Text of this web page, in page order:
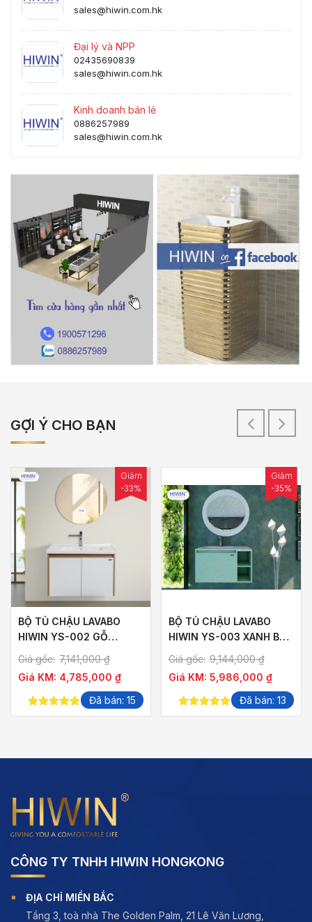
sales@hiwin.com.hk
Đại lý và NPP
02435690839
sales@hiwin.com.hk
Kinh doanh bán lẻ
0886257989
sales@hiwin.com.hk
GỢI Ý CHO BẠN
BỘ TỦ CHẬU LAVABO
HIWIN YS-002 GỖ
PLYWOOD VÂN GỖ HỒ
ĐÀO
Giá gốc: 7,141,000₫
Giá KM: 4,785,000 ₫
Giảm
-33%
5.00out of
Đã bán: 15
BỘ TỦ CHẬU LAVABO
HIWIN YS-003 XANH BƠ
(KHÔNG KÈM GƯƠNG)
Giá gốc: 9,144,000₫
Giá KM: 5,986,000 ₫
Giảm
-35%
5.00out of
Đã bán: 13
CÔNG TY TNHH HIWIN HONGKONG
ĐỊA CHỈ MIỀN BẮC
Tầng 3, toà nhà The Golden Palm, 21 Lê Văn Lương,